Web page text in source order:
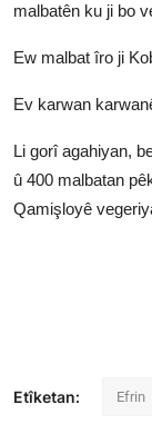
malbatên ku ji bo
Ew malbat îro ji
Ev karwan
Li gorî agahiyan,
û 400 malbatan
Qamişloyê
Etîketan: Efrin